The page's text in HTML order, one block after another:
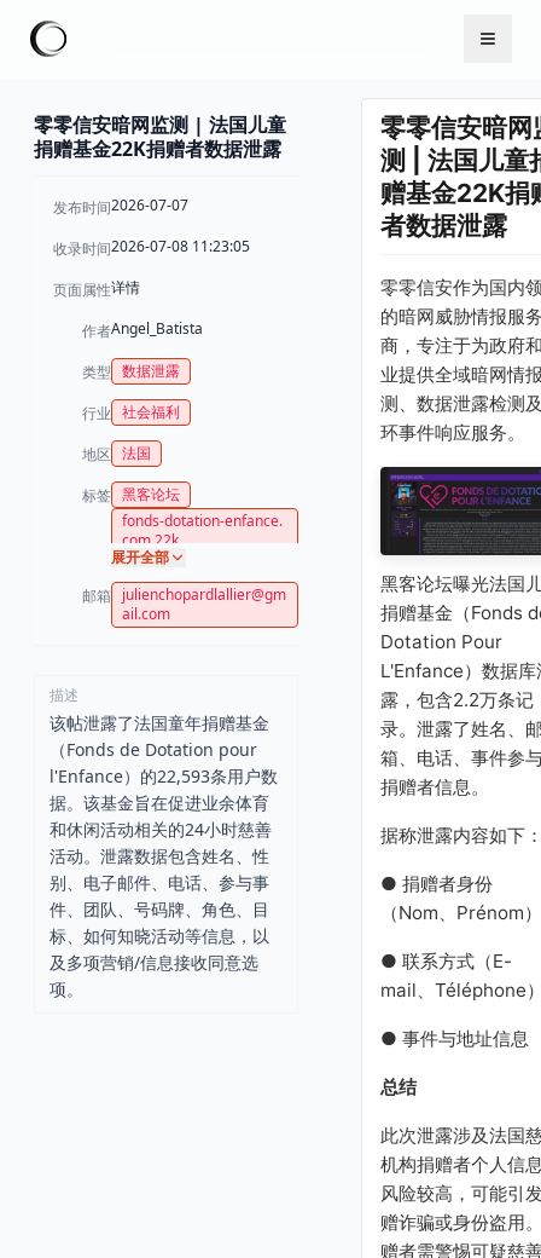
零零信安暗网监测 | 法国儿童
捐赠基金22K捐赠者数据泄露
发布时间2026-07-07
收录时间2026-07-08 11:23:05
页面属性详情
作者Angel_Batista
类型 数据泄露
行业 社会福利
地区 法国
标签 黑客论坛
fonds-dotation-enfance.
com 22k
展开全部
邮箱
julienchopardlallier@gm
ail.com
描述
该帖泄露了法国童年捐赠基金
（Fonds de Dotation pour
l'Enfance）的22,593条用户数
据。该基金旨在促进业余体育
和休闲活动相关的24小时慈善
活动。泄露数据包含姓名、性
别、电子邮件、电话、参与事
件、团队、号码牌、角色、目
标、如何知晓活动等信息，以
及多项营销/信息接收同意选
项。
零零信安暗网
测 | 法国儿童
赠基金22K捐
者数据泄露
零零信安作为国内
的暗网威胁情报服
商，专注于为政府
业提供全域暗网情
测、数据泄露检测
环事件响应服务。
黑客论坛曝光法国
捐赠基金（Fonds
Dotation Pour
L'Enfance）数据库
露，包含2.2万条记
录。泄露了姓名、
箱、电话、事件参
捐赠者信息。
据称泄露内容如下
● 捐赠者身份
（Nom、Prénom）
● 联系方式（E-
mail、Téléphone
● 事件与地址信息
总结
此次泄露涉及法国
机构捐赠者个人信
风险较高，可能引
赠诈骗或身份盗用
赠者需警惕可疑慈